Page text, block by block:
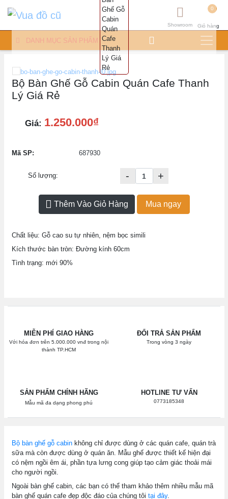
0
Giỏ hàng
Showroom
DANH MỤC SẢN PHẨM
Bộ Bàn Ghế Gỗ Cabin Quán Cafe Thanh
Lý Giá Rẻ
Giá: 1.250.000₫
Mã SP: 687930
Số lượng: - +
Thêm Vào Giỏ Hàng Mua ngay
Chất liệu: Gỗ cao su tự nhiên, nệm bọc simili
Kích thước bàn tròn: Đường kính 60cm
Tình trạng: mới 90%
MIỄN PHÍ GIAO HÀNG
Với hóa đơn trên 5.000.000 vnđ trong nội
thành TP.HCM
ĐỔI TRẢ SẢN PHẨM
Trong vòng 3 ngày
SẢN PHẨM CHÍNH HÃNG
Mẫu mã đa dạng phong phú
HOTLINE TƯ VẤN
0773185348
Bộ bàn ghế gỗ cabin không chỉ được dùng ở các quán cafe, quán trà
sữa mà còn được dùng ở quán ăn. Mẫu ghế được thiết kế hiện đại
có nệm ngồi êm ái, phần tựa lưng cong giúp tạo cảm giác thoải mái
cho người ngồi.
Ngoài bàn ghế cabin, các bạn có thể tham khảo thêm nhiều mẫu mã
bàn ghế quán cafe đẹp độc đáo của chúng tôi tại đây.